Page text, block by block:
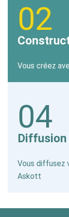
02
Vous créez
04
Diffusion
Vous diffusez
Askott